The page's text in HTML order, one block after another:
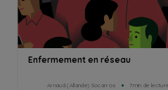
Enfermement en réseau
Arnaud (Allande) Socarros 7min de lecture